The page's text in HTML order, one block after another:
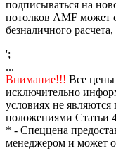
подписываться на
потолков AMF может
безналичного
';
...
Внимание!!! Все цены
исключительно
условиях не
положениями Статьи
* - Спеццена
менеджером и может